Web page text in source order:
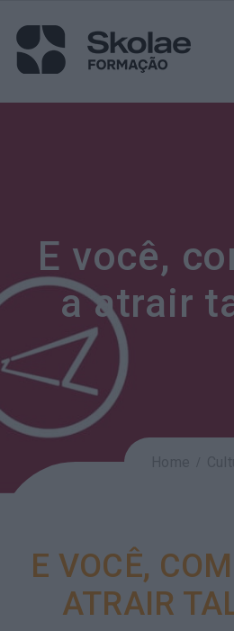
E você,
a atrair
E VOCÊ,
ATRAIR